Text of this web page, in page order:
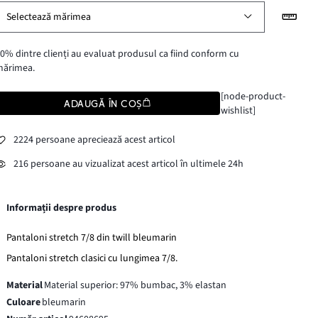
Selectează mărimea
dintre clienți au evaluat produsul ca fiind conform cu
ADAUGĂ ÎN COȘ
[node-product-
wishlist]
2224 persoane apreciează acest articol
216 persoane au vizualizat acest articol în ultimele 24h
Informații despre produs
Pantaloni stretch 7/8 din twill bleumarin
Pantaloni stretch clasici cu lungimea 7/8.
MaterialMaterial superior: 97% bumbac, 3% elastan
Culoarebleumarin